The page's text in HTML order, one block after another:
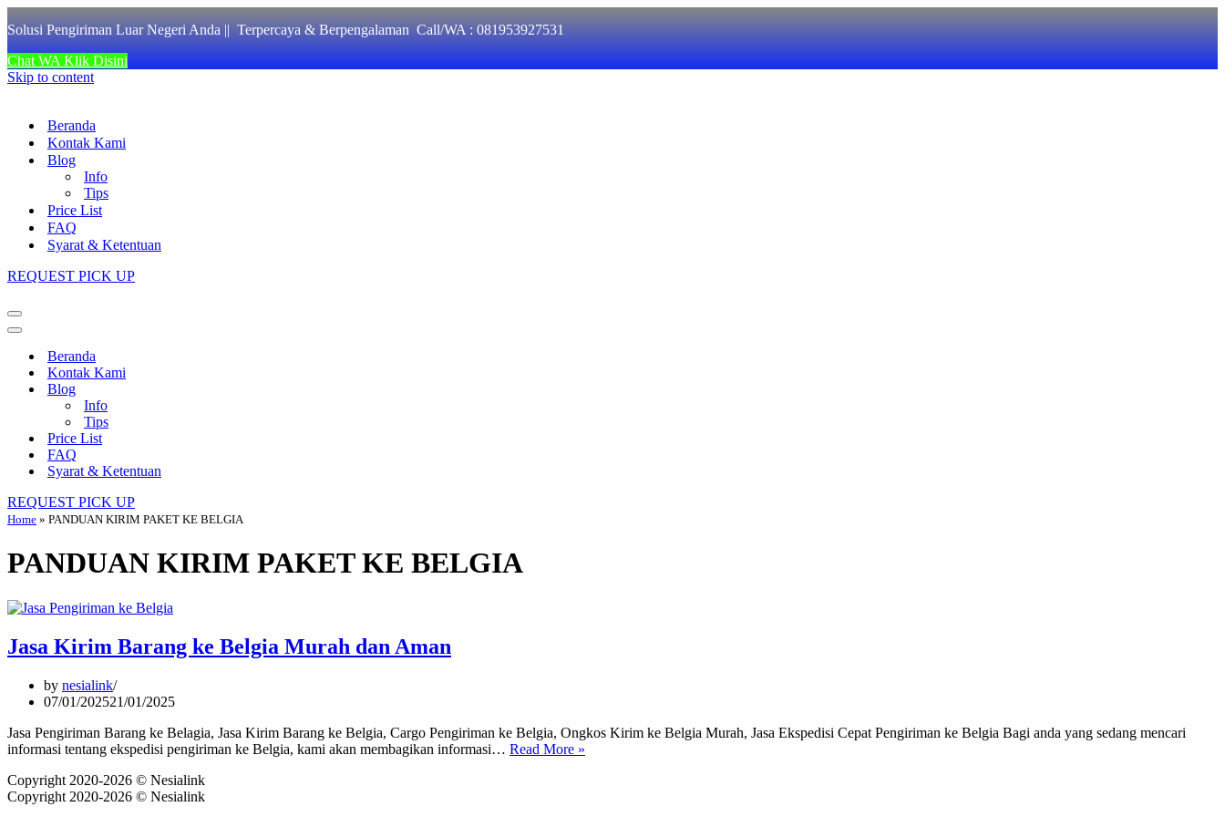
Solusi Pengiriman Luar Negeri Anda || Terpercaya & Berpengalaman Call/WA : 081953927531
Chat WA Klik Disini
Skip to content
Beranda
Kontak Kami
Blog
Info
Tips
Price List
FAQ
Syarat & Ketentuan
REQUEST PICK UP
Navigation
Menu
Navigation
Beranda
Kontak Kami
Blog
Info
Tips
Price List
FAQ
Syarat & Ketentuan
REQUEST PICK UP
Home » PANDUAN KIRIM PAKET KE BELGIA
PANDUAN KIRIM PAKET KE BELGIA
Jasa Kirim Barang ke Belgia Murah dan Aman
by nesialink
07/01/202521/01/2025
Jasa Pengiriman Barang ke Belagia, Jasa Kirim Barang ke Belgia, Cargo Pengiriman ke Belgia, Ongkos Kirim ke Belgia Murah, Jasa Ekspedisi Cepat Pengiriman ke Belgia Bagi anda yang sedang mencari
informasi tentang ekspedisi pengiriman ke Belgia, kami akan membagikan informasi… Read More »
Copyright 2020-2026 © Nesialink
Copyright 2020-2026 © Nesialink